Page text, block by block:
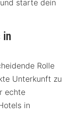
starte dein
in
Rolle
Unterkunft zu
echte
in